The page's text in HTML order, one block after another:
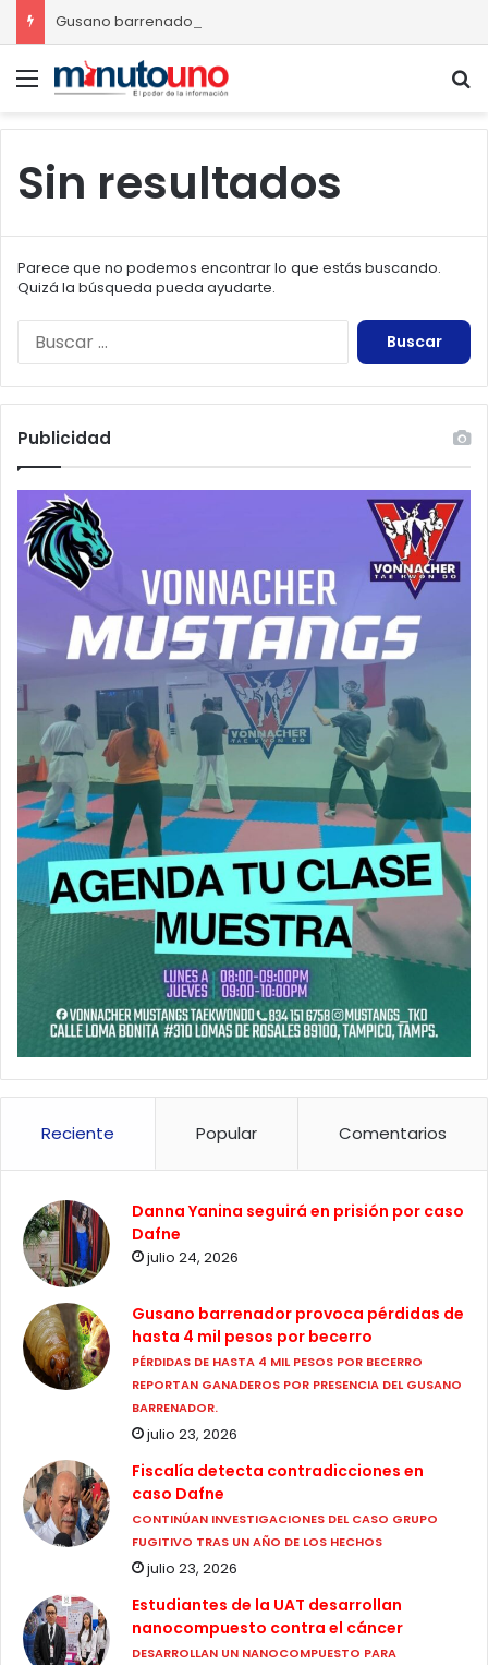
Menú
Sin resultados
Parece que no podemos encontrar lo que estás buscando.
Quizá la búsqueda pueda ayudarte.
Buscar:
Publicidad
Reciente Popular Comentarios
Danna Yanina seguirá en prisión por caso
Dafne
julio 24, 2026
Gusano barrenador provoca pérdidas de
hasta 4 mil pesos por becerro
PÉRDIDAS DE HASTA 4 MIL PESOS POR BECERRO
REPORTAN GANADEROS POR PRESENCIA DEL GUSANO
BARRENADOR.
julio 23, 2026
Fiscalía detecta contradicciones en
caso Dafne
CONTINÚAN INVESTIGACIONES DEL CASO GRUPO
FUGITIVO TRAS UN AÑO DE LOS HECHOS
julio 23, 2026
Estudiantes de la UAT desarrollan
nanocompuesto contra el cáncer
DESARROLLAN UN NANOCOMPUESTO PARA